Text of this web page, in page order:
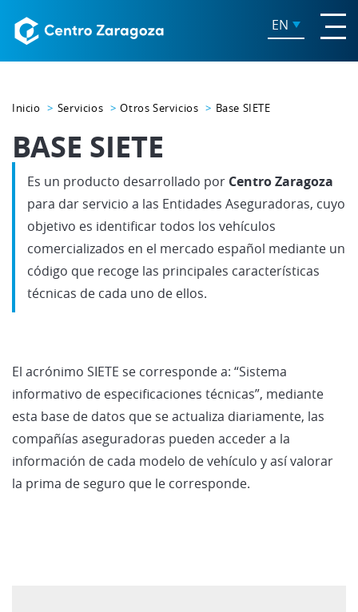
EN
Inicio Servicios Otros Servicios Base SIETE
BASE SIETE
Es un producto desarrollado por Centro Zaragoza
para dar servicio a las Entidades Aseguradoras, cuyo
objetivo es identificar todos los vehículos
comercializados en el mercado español mediante un
código que recoge las principales características
técnicas de cada uno de ellos.
El acrónimo SIETE se corresponde a: “Sistema
informativo de especificaciones técnicas”, mediante
esta base de datos que se actualiza diariamente, las
compañías aseguradoras pueden acceder a la
información de cada modelo de vehículo y así valorar
la prima de seguro que le corresponde.